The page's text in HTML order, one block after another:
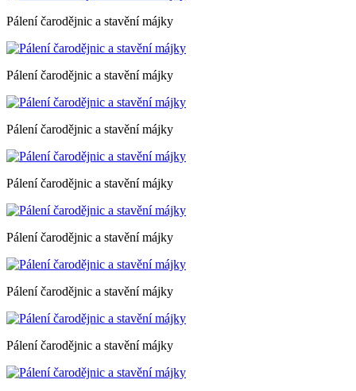
Pálení čarodějnic a stavění májky
Pálení čarodějnic a stavění májky
Pálení čarodějnic a stavění májky
Pálení čarodějnic a stavění májky
Pálení čarodějnic a stavění májky
Pálení čarodějnic a stavění májky
Pálení čarodějnic a stavění májky